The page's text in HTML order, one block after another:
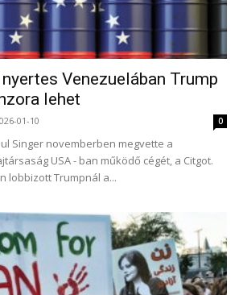
Venezuelában Trump
lehet
01-10 0
Singer novemberben megvette a
USA - ban működő cégét, a Citgot.
lobbizott Trumpnál a...